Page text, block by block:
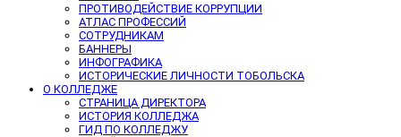
ПРОТИВОДЕЙСТВИЕ КОРРУПЦИИ
АТЛАС ПРОФЕССИЙ
СОТРУДНИКАМ
БАННЕРЫ
ИНФОГРАФИКА
ИСТОРИЧЕСКИЕ ЛИЧНОСТИ ТОБОЛЬСКА
О КОЛЛЕДЖЕ
СТРАНИЦА ДИРЕКТОРА
ИСТОРИЯ КОЛЛЕДЖА
ГИД ПО КОЛЛЕДЖУ